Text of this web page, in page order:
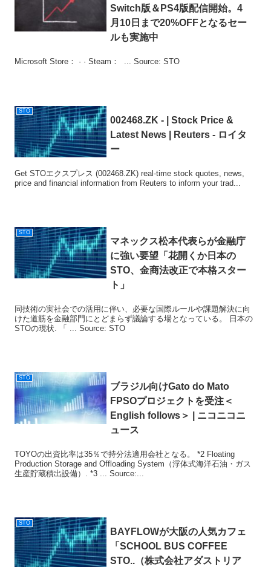
Switch版＆PS4版配信開始。4
月10日まで20%OFFとなるセー
ルも実施中
Microsoft Store： · · Steam： ... Source: STO
STO
002468.ZK - | Stock Price &
Latest News | Reuters - ロイタ
ー
Get STOエクスプレス (002468.ZK) real-time stock quotes, news,
price and financial information from Reuters to inform your trad...
STO
マネックス松本代表らが金融庁
に強い要望「花開くか日本の
STO、金商法改正で本格スター
ト」
同技術の実社会での活用に伴い、必要な国際ルールや課題解決に向
けた道筋を金融部門にとどまらず議論する場となっている。 日本の
STOの現状. 「 ... Source: STO
STO
ブラジル向けGato do Mato
FPSOプロジェクトを受注＜
English follows＞ | ニコニコニ
ュース
TOYOの出資比率は35％で持分法適用会社となる。 *2 Floating
Production Storage and Offloading System（浮体式海洋石油・ガス
生産貯蔵積出設備）. *3 ... Source:...
STO
BAYFLOWが大阪の人気カフェ
「SCHOOL BUS COFFEE
STO..（株式会社アダストリア